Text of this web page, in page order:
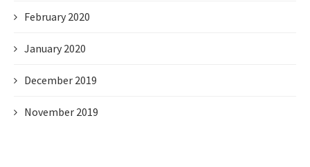
February 2020
January 2020
December 2019
November 2019